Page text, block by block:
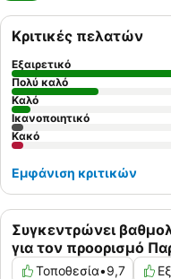
Συγκεντρώνει
για τον προορισμό
Τοποθεσία•9,7
Κριτικές πελατών
Εξαιρετικό
Πολύ καλό
Καλό
Ικανοποιητικό
Κακό
Εμφάνιση κριτικών